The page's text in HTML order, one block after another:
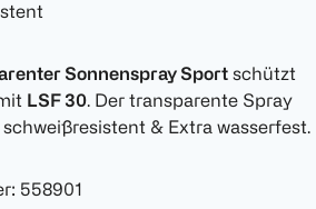
Sonnenspray Sport schützt
LSF 30. Der transparente Spray
& Extra wasserfest.
: 558901